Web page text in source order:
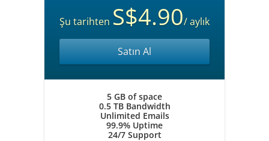
Şu tarihten S$4.90/ aylık
Satın Al
5 GB of space
0.5 TB Bandwidth
Unlimited Emails
99.9% Uptime
24/7 Support